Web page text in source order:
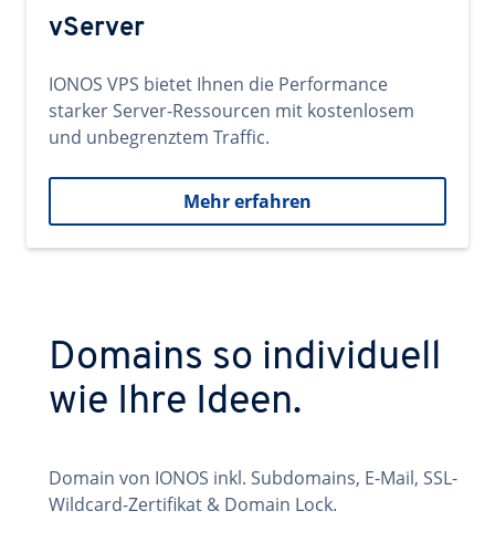
vServer
IONOS VPS bietet Ihnen die Performance
starker Server-Ressourcen mit kostenlosem
und unbegrenztem Traffic.
Mehr erfahren
Domains so individuell
wie Ihre Ideen.
Domain von IONOS inkl. Subdomains, E-Mail, SSL-
Wildcard-Zertifikat & Domain Lock.